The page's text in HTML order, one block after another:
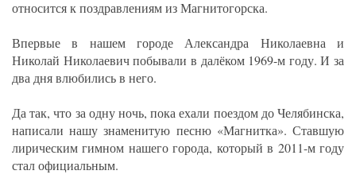
относится к поздравлениям из Магнитогорска.
Впервые в нашем городе Александра Николаевна и
Николай Николаевич побывали в далёком 1969-м году. И за
два дня влюбились в него.
Да так, что за одну ночь, пока ехали поездом до Челябинска,
написали нашу знаменитую песню «Магнитка». Ставшую
лирическим гимном нашего города, который в 2011-м году
стал официальным.